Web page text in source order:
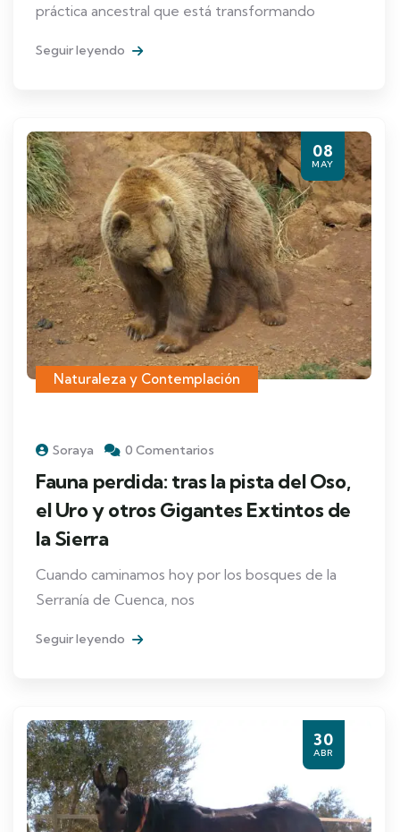
práctica ancestral que está transformando
Seguir leyendo
08
MAY
Naturaleza y Contemplación
Soraya 0 Comentarios
Fauna perdida: tras la pista del Oso,
el Uro y otros Gigantes Extintos de
la Sierra
Cuando caminamos hoy por los bosques de la
Serranía de Cuenca, nos
Seguir leyendo
30
ABR